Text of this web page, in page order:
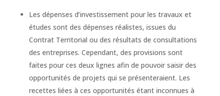
Les dépenses d’investissement pour les travaux et
études sont des dépenses réalistes, issues du
Contrat Territorial ou des résultats de consultations
des entreprises. Cependant, des provisions sont
faites pour ces deux lignes afin de pouvoir saisir des
opportunités de projets qui se présenteraient. Les
recettes liées à ces opportunités étant inconnues à